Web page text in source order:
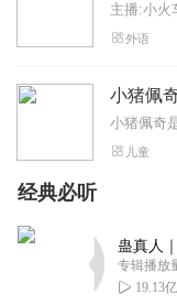
主播:小火
外语
小猪佩
儿童
经典必听
专辑播放
19.13亿